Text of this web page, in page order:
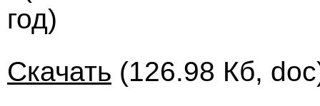
год)
Скачать (126.98 Кб,